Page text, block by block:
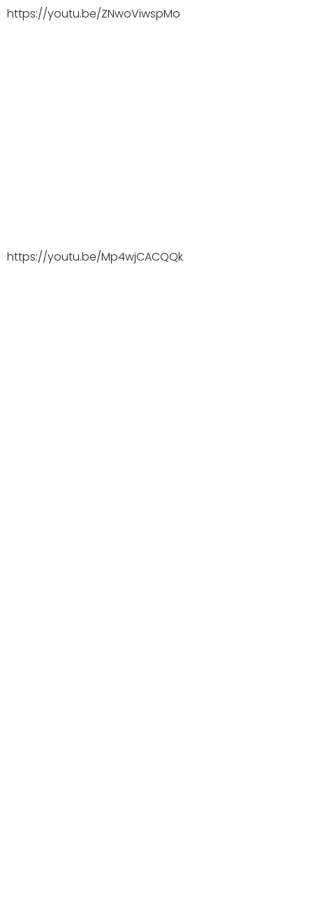
https://youtu.be/ZNwoViwspMo
https://youtu.be/Mp4wjCACQQk